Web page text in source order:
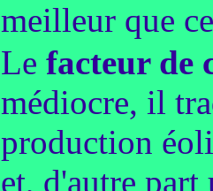
meilleur que
Le facteur de
médiocre, il
production
et, d'autre part